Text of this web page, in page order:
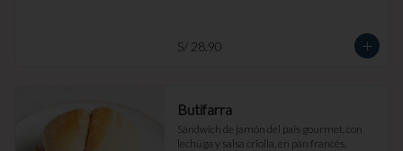
S/ 28.90
Butifarra
Sándwich de jamón del país gourmet, con
lechuga y salsa criolla, en pan francés.